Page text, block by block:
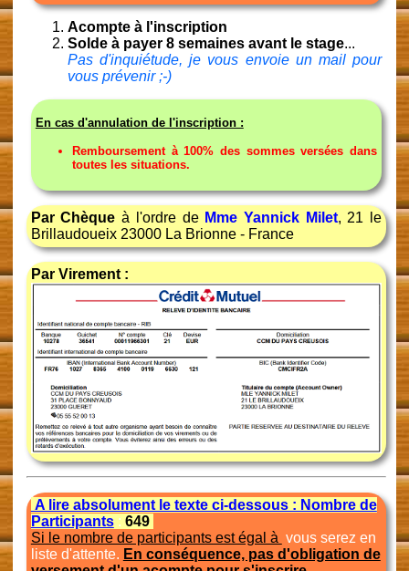
Acompte à l'inscription
Solde à payer 8 semaines avant le stage...
Pas d'inquiétude, je vous envoie un mail pour
vous prévenir ;-)
En cas d'annulation de l'inscription :
Remboursement à 100% des sommes versées dans
toutes les situations.
Par Chèque à l'ordre de Mme Yannick Milet, 21 le
Brillaudoueix 23000 La Brionne - France
Par Virement :
A lire absolument le texte ci-dessous : Nombre de
Participants: 649
Si le nombre de participants est égal à vous serez en
liste d'attente. En conséquence, pas d'obligation de